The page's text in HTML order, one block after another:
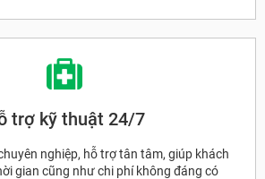
trợ kỹ thuật 24/7
nghiệp, hỗ trợ tân tâm, giúp khách
gian cũng như chi phí không đáng có